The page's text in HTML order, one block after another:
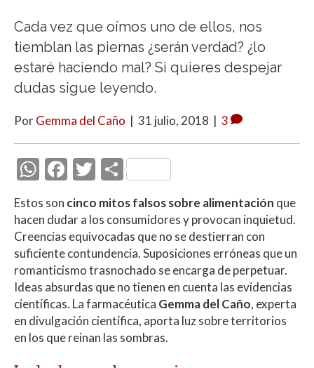
Cada vez que oímos uno de ellos, nos
tiemblan las piernas ¿serán verdad? ¿lo
estaré haciendo mal? Si quieres despejar
dudas sigue leyendo.
PorGemma del Caño | 31 julio, 2018 | 3
W
at
s
A
p
p
F
ac
e
b
o
o
k
T
w
itt
er
C
o
m
p
ar
ti
r
Estos son cinco mitos falsos sobre alimentación que
hacen dudar a los consumidores y provocan inquietud.
Creencias equivocadas que no se destierran con
suficiente contundencia. Suposiciones erróneas que un
romanticismo trasnochado se encarga de perpetuar.
Ideas absurdas que no tienen en cuenta las evidencias
científicas. La farmacéutica Gemma del Caño, experta
en divulgación científica, aporta luz sobre territorios
en los que reinan las sombras.